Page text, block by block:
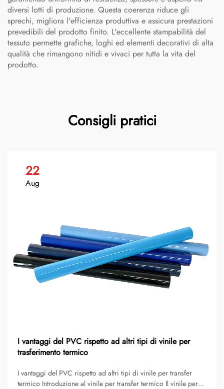
diversi lotti di produzione. Questa coerenza riduce gli
sprechi, migliora l'efficienza produttiva e assicura prestazioni
prevedibili del prodotto finito. L'eccellente stampabilità del
tessuto permette grafiche, loghi ed elementi decorativi di alta
qualità che rimangono nitidi e vivaci per tutta la vita del
prodotto.
Consigli pratici
22
Aug
I vantaggi del PVC rispetto ad altri tipi di vinile per
trasferimento termico
I vantaggi del PVC rispetto ad altri tipi di vinile per transfer
termico Introduzione al vinile per transfer termico Il vinile per